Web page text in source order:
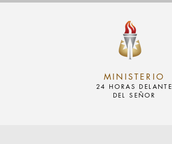
MINISTERIO
24 HORAS DELANTE
DEL SEÑOR